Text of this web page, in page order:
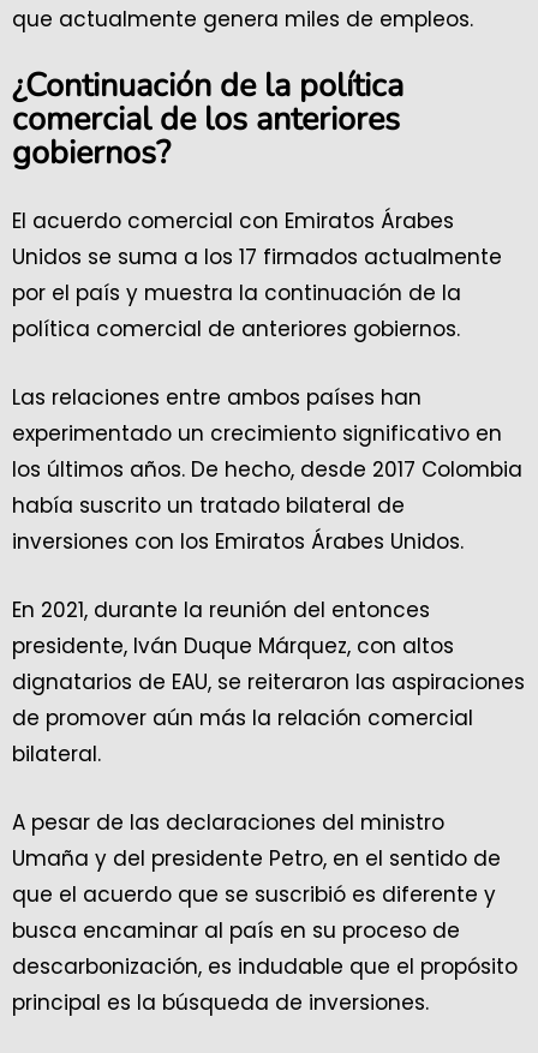
que actualmente genera miles de empleos.
¿Continuación de la política
comercial de los anteriores
gobiernos?
El acuerdo comercial con Emiratos Árabes
Unidos se suma a los 17 firmados actualmente
por el país y muestra la continuación de la
política comercial de anteriores gobiernos.
Las relaciones entre ambos países han
experimentado un crecimiento significativo en
los últimos años. De hecho, desde 2017 Colombia
había suscrito un tratado bilateral de
inversiones con los Emiratos Árabes Unidos.
En 2021, durante la reunión del entonces
presidente, Iván Duque Márquez, con altos
dignatarios de EAU, se reiteraron las aspiraciones
de promover aún más la relación comercial
bilateral.
A pesar de las declaraciones del ministro
Umaña y del presidente Petro, en el sentido de
que el acuerdo que se suscribió es diferente y
busca encaminar al país en su proceso de
descarbonización, es indudable que el propósito
principal es la búsqueda de inversiones.